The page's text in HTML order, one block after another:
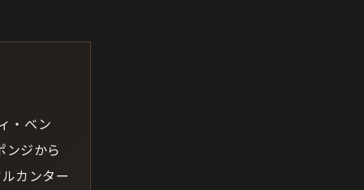
・ベン
ンジから
カンター